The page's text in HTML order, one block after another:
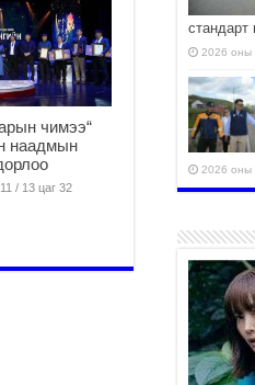
чимээ“
наадмын
/ 13 цаг 32
стандарт
2026 оны
2026 оны
2026 оны